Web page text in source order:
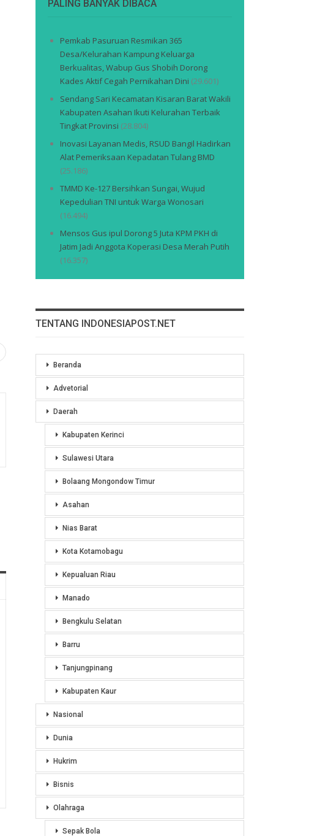
PALING BANYAK DIBACA
Pemkab Pasuruan Resmikan 365
Desa/Kelurahan Kampung Keluarga
Berkualitas, Wabup Gus Shobih Dorong
Kades Aktif Cegah Pernikahan Dini (29.601)
Sendang Sari Kecamatan Kisaran Barat Wakili
Kabupaten Asahan Ikuti Kelurahan Terbaik
Tingkat Provinsi (28.804)
Inovasi Layanan Medis, RSUD Bangil Hadirkan
Alat Pemeriksaan Kepadatan Tulang BMD
(25.186)
TMMD Ke-127 Bersihkan Sungai, Wujud
Kepedulian TNI untuk Warga Wonosari
(16.494)
Mensos Gus ipul Dorong 5 Juta KPM PKH di
Jatim Jadi Anggota Koperasi Desa Merah Putih
(16.357)
TENTANG INDONESIAPOST.NET
Beranda
Advetorial
Daerah
Kabupaten Kerinci
Sulawesi Utara
Bolaang Mongondow Timur
Asahan
Nias Barat
Kota Kotamobagu
Kepualuan Riau
Manado
Bengkulu Selatan
Barru
Tanjungpinang
Kabupaten Kaur
Nasional
Dunia
Hukrim
Bisnis
Olahraga
Sepak Bola